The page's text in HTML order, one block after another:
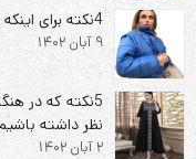
4نکته برای اینکه در لباس زمستونی پف نکنم؟
9 آبان 1402
5نکته که در
نظر داشته
2 آبان 1402